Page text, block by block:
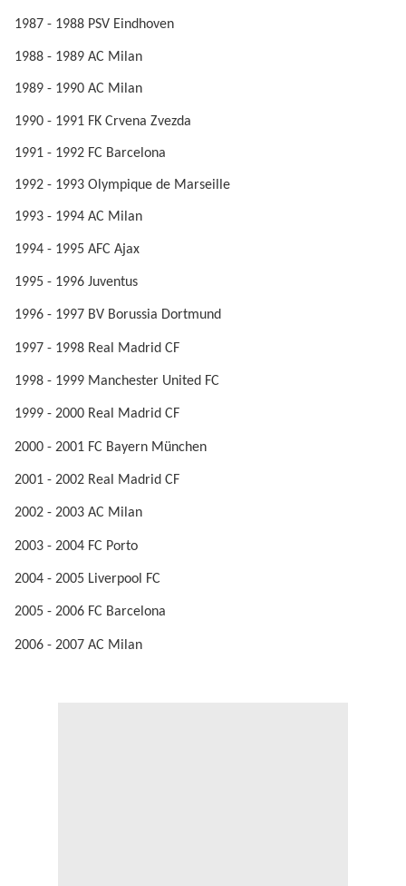
1987 - 1988 PSV Eindhoven
1988 - 1989 AC Milan
1989 - 1990 AC Milan
1990 - 1991 FK Crvena Zvezda
1991 - 1992 FC Barcelona
1992 - 1993 Olympique de Marseille
1993 - 1994 AC Milan
1994 - 1995 AFC Ajax
1995 - 1996 Juventus
1996 - 1997 BV Borussia Dortmund
1997 - 1998 Real Madrid CF
1998 - 1999 Manchester United FC
1999 - 2000 Real Madrid CF
2000 - 2001 FC Bayern München
2001 - 2002 Real Madrid CF
2002 - 2003 AC Milan
2003 - 2004 FC Porto
2004 - 2005 Liverpool FC
2005 - 2006 FC Barcelona
2006 - 2007 AC Milan